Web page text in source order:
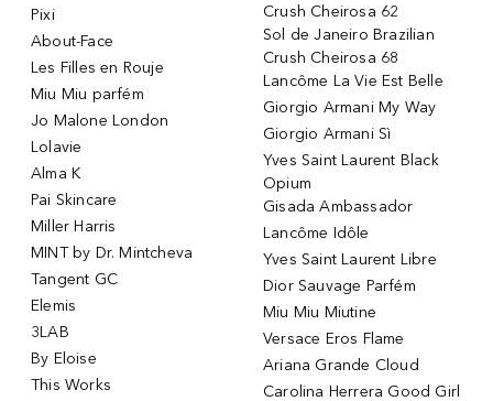
Pixi
About-Face
Les Filles en Rouje
Miu Miu parfém
Jo Malone London
Lolavie
Alma K
Pai Skincare
Miller Harris
MINT by Dr. Mintcheva
Tangent GC
Elemis
3LAB
By Eloise
This Works
Crush Cheirosa 62
Sol de Janeiro Brazilian
Crush Cheirosa 68
Lancôme La Vie Est Belle
Giorgio Armani My Way
Giorgio Armani Sì
Yves Saint Laurent Black
Opium
Gisada Ambassador
Lancôme Idôle
Yves Saint Laurent Libre
Dior Sauvage Parfém
Miu Miu Miutine
Versace Eros Flame
Ariana Grande Cloud
Carolina Herrera Good Girl